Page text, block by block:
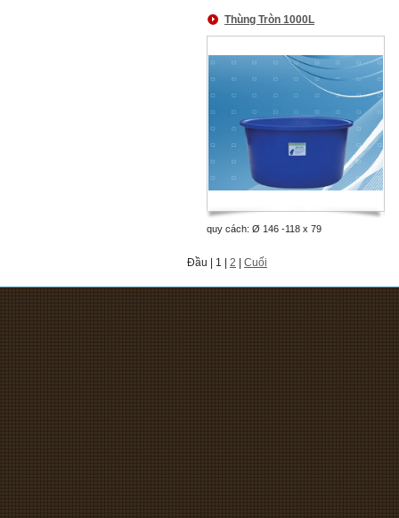
Thùng Tròn 1000L
quy cách: Ø 146 -118 x 79
Đầu | 1 | 2 | Cuối